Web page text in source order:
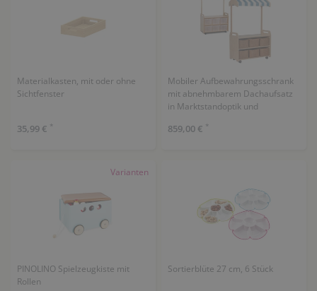
Materialkasten, mit oder ohne
Sichtfenster
35,99 € *
Mobiler Aufbewahrungsschrank
mit abnehmbarem Dachaufsatz
in Marktstandoptik und
859,00 € *
Varianten
PINOLINO Spielzeugkiste mit
Rollen
Sortierblüte 27 cm, 6 Stück